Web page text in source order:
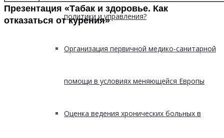
политики и управления?
Организация первичной медико-санитарной
помощи в условиях меняющейся Европы
Оценка ведения хронических больных в
Презентация «Табак и здоровье. Как
отказаться от курения»